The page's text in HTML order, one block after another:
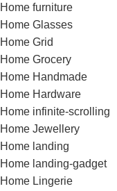
Home furniture
Home Glasses
Home Grid
Home Grocery
Home Handmade
Home Hardware
Home infinite-scrolling
Home Jewellery
Home landing
Home landing-gadget
Home Lingerie